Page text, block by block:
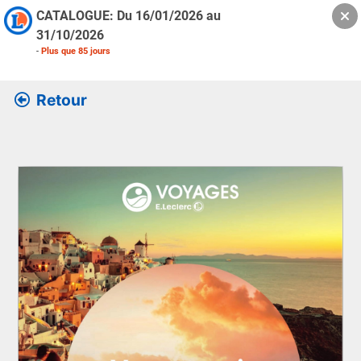
CATALOGUE: Du 16/01/2026 au
31/10/2026
- Plus que 85 jours
Retour